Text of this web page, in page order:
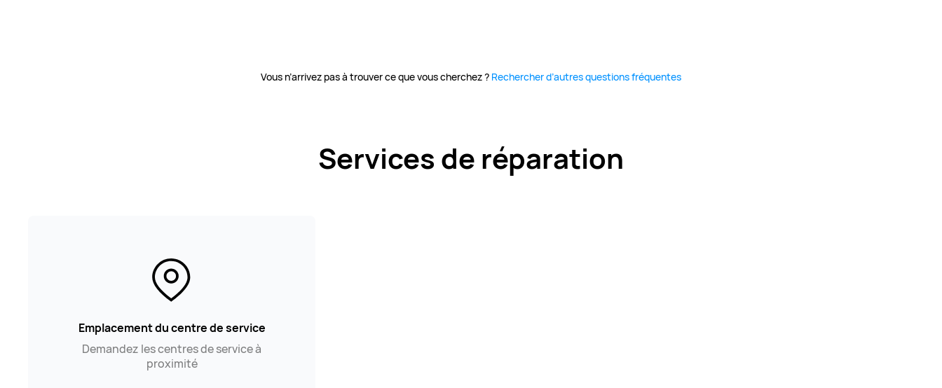
Vous n’arrivez pas à trouver ce que vous cherchez ? Rechercher d’autres questions fréquentes
Services de réparation
Emplacement du centre de service
Demandez les centres de service à
proximité